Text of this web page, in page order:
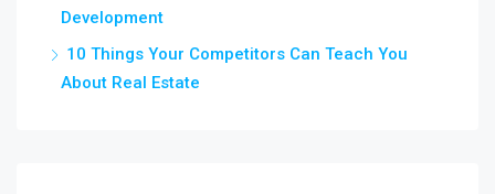
Development
10 Things Your Competitors Can Teach You
About Real Estate